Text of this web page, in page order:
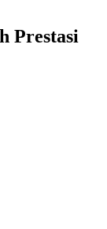
Prestasi